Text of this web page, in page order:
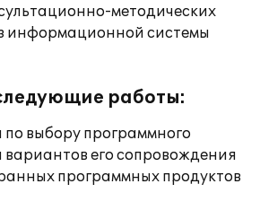
методических
информационной системы
работы:
выбору программного
вариантов его сопровождения
программных продуктов